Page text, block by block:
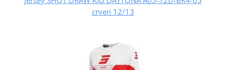
crven 12/13